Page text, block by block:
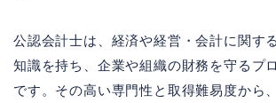
公認会計士は、経済や経営・会計に関す
知識を持ち、企業や組織の財務を守るプ
です。その高い専門性と取得難易度から